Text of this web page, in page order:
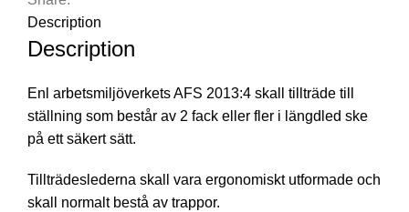
Description
Description
Enl arbetsmiljöverkets AFS 2013:4 skall tillträde till
ställning som består av 2 fack eller fler i längdled ske
på ett säkert sätt.
Tillträdeslederna skall vara ergonomiskt utformade och
skall normalt bestå av trappor.